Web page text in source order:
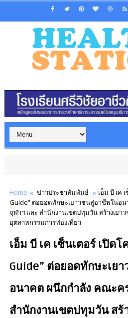
Home ข่าวประชาสัมพันธ์
เอ็ม บี เค
Guide” ต่อยอดทักษะเยาวชนสู่อาชีพในอ
จุฬาฯ และ สำนักงานเขตปทุมวัน สร้างเยา
อุตสาหกรรมการท่องเที่ยว
เอ็ม บี เค เซ็นเตอร์ เปิด
Guide” ต่อยอดทักษะเย
อนาคต ผนึกกำลัง คณะค
สำนักงานเขตปทุมวัน สร้